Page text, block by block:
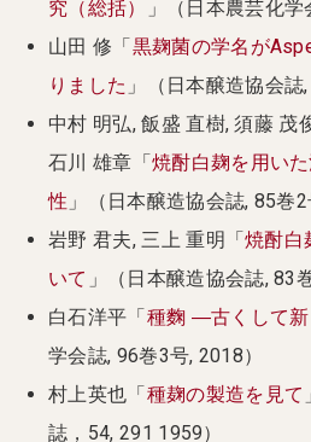
究（総括）
」（日本農芸化学
山田 修「 黒麹菌の学名が
りました 」（日本醸造協会誌
中村 明弘, 飯盛 直樹, 須藤 茂
石川 雄章「 焼酎白麹を用い
性 」（日本醸造協会誌, 85巻2
岩野 君夫, 三上 重明「焼酎白
いて 」（日本醸造協会誌, 83
白石洋平「 種麴 ―古くして
学会誌, 96巻3号, 2018）
村上英也「 種麹の製造を見て
誌，54, 291 1959）